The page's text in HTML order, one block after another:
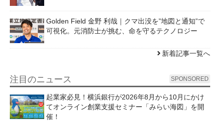
Golden Field 金野 利哉｜クマ出没を”地図と通知”で
可視化。元消防士が挑む、命を守るテクノロジー
新着記事一覧へ
注目のニュース SPONSORED
起業家必見！横浜銀行が2026年8月から10月にかけ
てオンライン創業支援セミナー「みらい海図」を開
催！